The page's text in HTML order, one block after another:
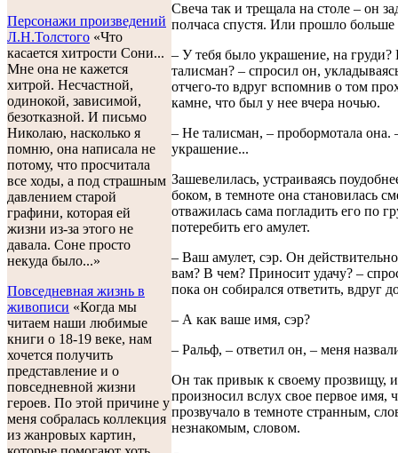
Персонажи произведений
Л.Н.Толстого «Что
касается хитрости Сони...
Мне она не кажется
хитрой. Несчастной,
одинокой, зависимой,
безотказной. И письмо
Николаю, насколько я
помню, она написала не
потому, что просчитала
все ходы, а под страшным
давлением старой
графини, которая ей
жизни из-за этого не
давала. Соне просто
некуда было...»
Повседневная жизнь в
живописи «Когда мы
читаем наши любимые
книги о 18-19 веке, нам
хочется получить
представление и о
повседневной жизни
героев. По этой причине у
меня собралась коллекция
из жанровых картин,
Свеча так и трещала на столе – он
полчаса спустя. Или прошло больше
– У тебя было украшение, на
талисман? – спросил он,
отчего-то вдруг вспомнив о том
камне, что был у нее вчера ночью.
– Не талисман, – пробормотала она.
украшение...
Зашевелилась, устраиваясь
боком, в темноте она становилась
отважилась сама погладить его по
потеребить его амулет.
– Ваш амулет, сэр. Он
вам? В чем? Приносит удачу? –
пока он собирался ответить, вдруг
– А как ваше имя, сэр?
– Ральф, – ответил он, – меня
Он так привык к своему прозвищу,
произносил вслух свое первое имя,
прозвучало в темноте странным,
незнакомым, словом.